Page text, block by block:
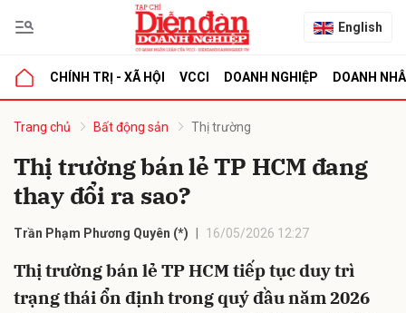
English
CHÍNH TRỊ - XÃ HỘI VCCI DOANH NGHIỆP DOANH
Trang chủ Bất động sản Thị trường
Thị trường bán lẻ TP HCM đang
thay đổi ra sao?
Trần Phạm Phương Quyên (*) 16/05/2026 12:27
Thị trường bán lẻ TP HCM tiếp tục duy trì
trạng thái ổn định trong quý đầu năm 2026
luận
Hủy